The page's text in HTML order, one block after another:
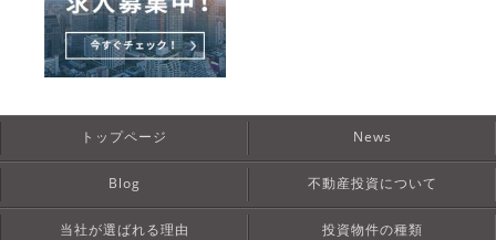
トップページ News
Blog 不動産投資について
当社が選ばれる理由 投資物件の種類